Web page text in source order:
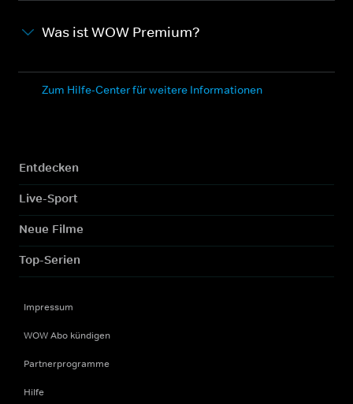
Was ist WOW Premium?
Zum Hilfe-Center für weitere Informationen
Entdecken
Live-Sport
Neue Filme
Top-Serien
Impressum
WOW Abo kündigen
Partnerprogramme
Hilfe